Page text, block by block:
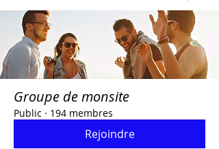
Groupe de monsite
Public · 194 membres
Rejoindre